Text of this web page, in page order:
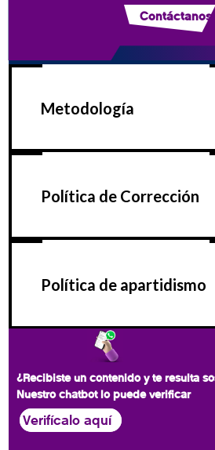
Contáctanos
Metodología
Política de Corrección
Política de apartidismo
¿Recibiste un contenido y te resulta
Nuestro chatbot lo puede verificar
Verifícalo aquí